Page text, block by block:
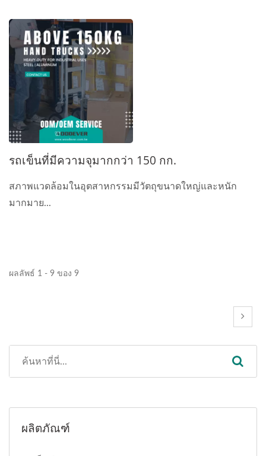
รถเข็นที่มีความจุมากกว่า 150 กก.
สภาพแวดล้อมในอุตสาหกรรมมีวัตถุขนาดใหญ่และหนัก
มากมาย...
ผลลัพธ์ 1 - 9 ของ 9
ผลิตภัณฑ์